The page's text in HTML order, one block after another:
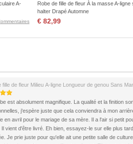
A-
Robe de fille de fleur À la masse A-ligne
halter Drapé Automne
€ 82,99
fille de fleur Milieu A-ligne Longueur de genou Sans
est absolument magnifique. La qualité et la finition
j'espère juste que cela conviendra à mon
en avril pour le mariage de sa mère. Il a l'air si petit
Il vient d'être livré. Eh bien, essayez-le sur elle plus
Je prie juste pour qu'elle ait une petite salle de